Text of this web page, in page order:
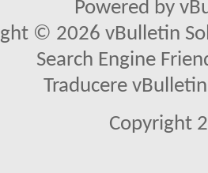
Powered by
© 2026 vBulletin
Search Engine
Traducere
Copyright